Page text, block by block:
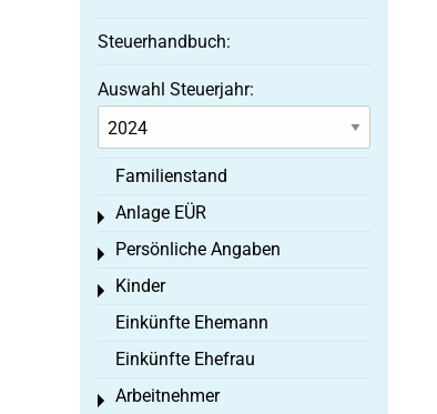
Steuerhandbuch:
Auswahl Steuerjahr:
Familienstand
Anlage EÜR
Toggle menu
Persönliche Angaben
Toggle menu
Kinder
Toggle menu
Einkünfte Ehemann
Einkünfte Ehefrau
Arbeitnehmer
Toggle menu